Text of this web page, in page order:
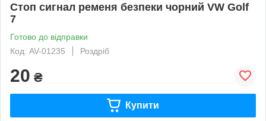
Стоп сигнал ременя безпеки чорний VW Golf
7
Готово до відправки
Код: AV-01235
Роздріб
20 ₴
Купити